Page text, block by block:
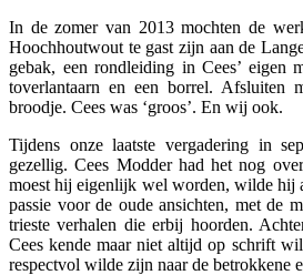
In de zomer van 2013 mochten de
Hoochhoutwout te gast zijn aan de
gebak, een rondleiding in Cees’ eigen
toverlantaarn en een borrel. Afsluiten
broodje. Cees was ‘groos’. En wij ook.
Tijdens onze laatste vergadering in
gezellig. Cees Modder had het nog
moest hij eigenlijk wel worden, wilde hij
passie voor de oude ansichten, met de
trieste verhalen die erbij hoorden.
Cees kende maar niet altijd op schrift
respectvol wilde zijn naar de betrokkene